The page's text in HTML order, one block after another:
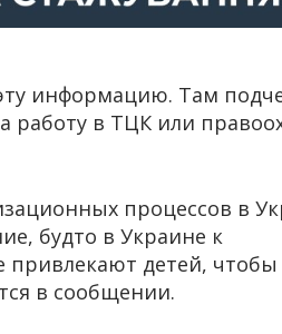
информацию. Там
работу в ТЦК или
процессов в
будто в Украине к
детей, чтобы
в сообщении.